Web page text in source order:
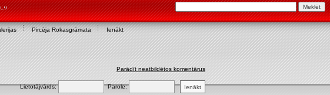
Pircēja Rokasgrāmata Ienākt
Parādīt neatbildētos komentārus
Lietotājvārds: Parole: